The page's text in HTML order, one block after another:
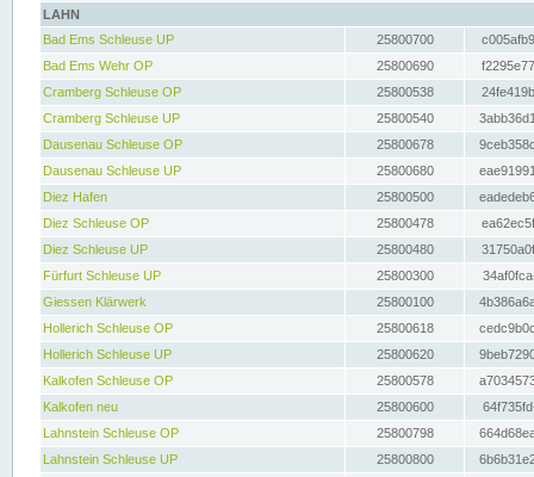
LAHN
Bad Ems Schleuse UP
25800700
Bad Ems Wehr OP
25800690
Cramberg Schleuse OP
25800538
Cramberg Schleuse UP
25800540
Dausenau Schleuse OP
25800678
Dausenau Schleuse UP
25800680
Diez Hafen
25800500
Diez Schleuse OP
25800478
Diez Schleuse UP
25800480
Fürfurt Schleuse UP
25800300
Giessen Klärwerk
25800100
Hollerich Schleuse OP
25800618
Hollerich Schleuse UP
25800620
Kalkofen Schleuse OP
25800578
Kalkofen neu
25800600
Lahnstein Schleuse OP
25800798
Lahnstein Schleuse UP
25800800